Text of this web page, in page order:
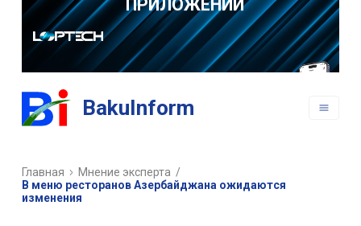
РАЗРАБОТКА
ВЕБ САЙТОВ
РАЗРАБОТКА
МОБИЛЬНЫХ
BakuInform
Главная Мнение эксперта /
В меню ресторанов Азербайджана ожидаются
изменения